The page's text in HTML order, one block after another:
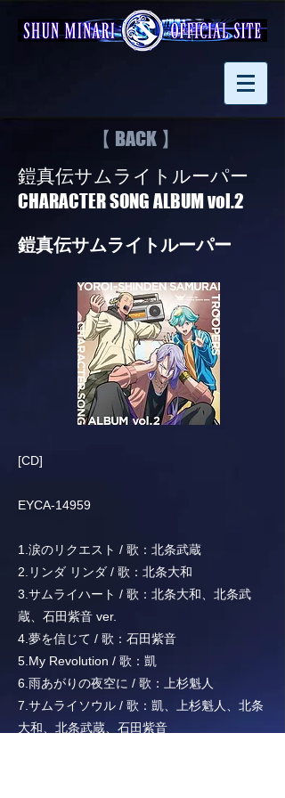
【 BACK 】
鎧真伝サムライトルーパー
CHARACTER SONG ALBUM vol.2
鎧真伝サムライトルーパー
[CD]
EYCA-14959
1.涙のリクエスト / 歌：北条武蔵
2.リンダ リンダ / 歌：北条大和
3.サムライハート / 歌：北条大和、北条武
蔵、石田紫音 ver.
4.夢を信じて / 歌：石田紫音
5.My Revolution / 歌：凱
6.雨あがりの夜空に / 歌：上杉魁人
7.サムライソウル / 歌：凱、上杉魁人、北条
大和、北条武蔵、石田紫音